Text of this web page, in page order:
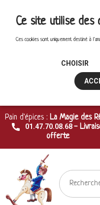
Pain d'épices : La Magie des
01.47.70.08.68-
offerte
Ce site utilise des
Ces cookies sont uniquement destiné à
CHOISIR